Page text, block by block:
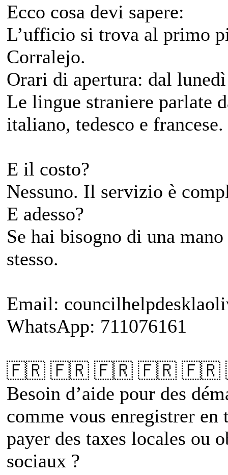
Ecco cosa devi sapere:
L’ufficio si trova al primo
Corralejo.
Orari di apertura: dal
Le lingue straniere parlate
italiano, tedesco e francese.
E il costo?
Nessuno. Il servizio è
E adesso?
Se hai bisogno di una
stesso.
Email:
WhatsApp: 711076161
🇫🇷 🇫🇷 🇫🇷 🇫🇷 🇫🇷
Besoin d’aide pour des
comme vous enregistrer
payer des taxes locales ou
sociaux ?